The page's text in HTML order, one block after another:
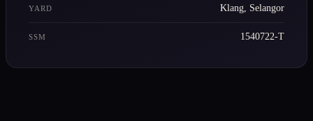
YARD Klang, Selangor
SSM 1540722-T